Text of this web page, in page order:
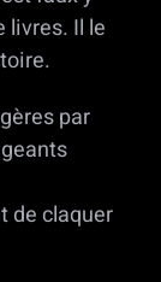
livres. Il le
par
de claquer